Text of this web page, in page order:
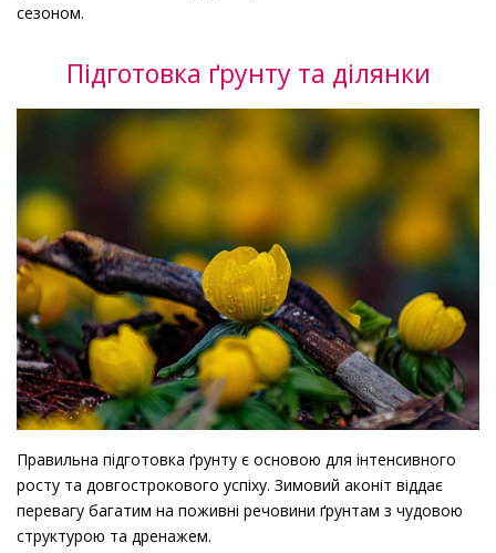
сезоном.
Підготовка ґрунту та ділянки
Правильна підготовка ґрунту є основою для інтенсивного
росту та довгострокового успіху. Зимовий аконіт віддає
перевагу багатим на поживні речовини ґрунтам з чудовою
структурою та дренажем.